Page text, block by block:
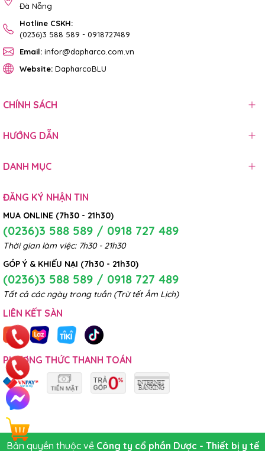
Đà Nẵng
Hotline CSKH:
(0236)3 588 589 - 0918727489
Email: infor@dapharco.com.vn
Website: DapharcoBLU
CHÍNH SÁCH
HƯỚNG DẪN
DANH MỤC
ĐĂNG KÝ NHẬN TIN
MUA ONLINE (7h30 - 21h30)
(0236)3 588 589 / 0918 727 489
Thời gian làm việc: 7h30 - 21h30
GÓP Ý & KHIẾU NẠI (7h30 - 21h30)
(0236)3 588 589 / 0918 727 489
Tất cả các ngày trong tuần (Trừ tết Âm Lịch)
LIÊN KẾT SÀN
PHƯƠNG THỨC THANH TOÁN
Bản quyền thuộc về Công ty cổ phần Dược - Thiết bị y tế